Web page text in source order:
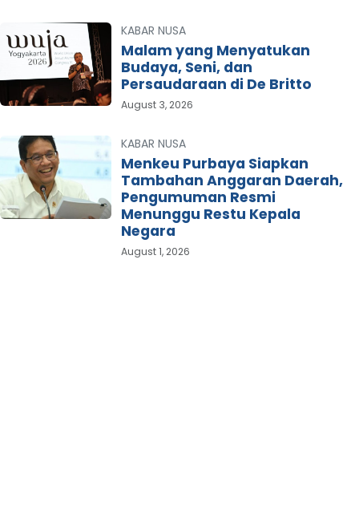
KABAR NUSA
Malam yang Menyatukan
Budaya, Seni, dan
Persaudaraan di De Britto
August 3, 2026
KABAR NUSA
Menkeu Purbaya Siapkan
Tambahan Anggaran Daerah,
Pengumuman Resmi
Menunggu Restu Kepala
Negara
August 1, 2026